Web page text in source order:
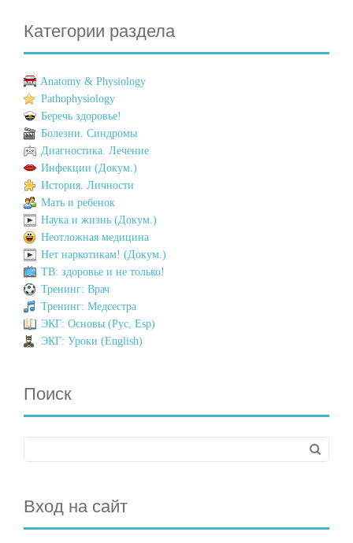
Категории раздела
Anatomy & Physiology
Pathophysiology
Беречь здоровье!
Болезни. Синдромы
Диагностика. Лечение
Инфекции (Докум.)
История. Личности
Мать и ребенок
Наука и жизнь (Докум.)
Неотложная медицина
Нет наркотикам! (Докум.)
ТВ: здоровье и не только!
Тренинг: Врач
Тренинг: Медсестра
ЭКГ: Основы (Рус, Esp)
ЭКГ: Уроки (English)
Поиск
Вход на сайт